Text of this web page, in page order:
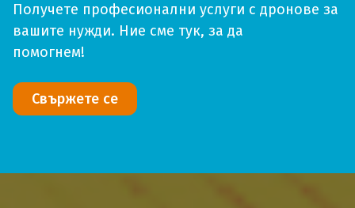
Получете професионални услуги с дронове за
вашите нужди. Ние сме тук, за да
помогнем!
Свържете се